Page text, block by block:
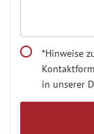
*Hinweise
in unserer